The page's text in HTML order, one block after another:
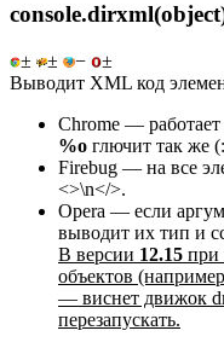
± ± −
±
Выводит XML код
Chrome —
%o глючит так же (:
Firebug — на все
<>\n</>.
Opera — если
выводит их тип и
В версии 12.15 при
объектов
— виснет движок
перезапускать.